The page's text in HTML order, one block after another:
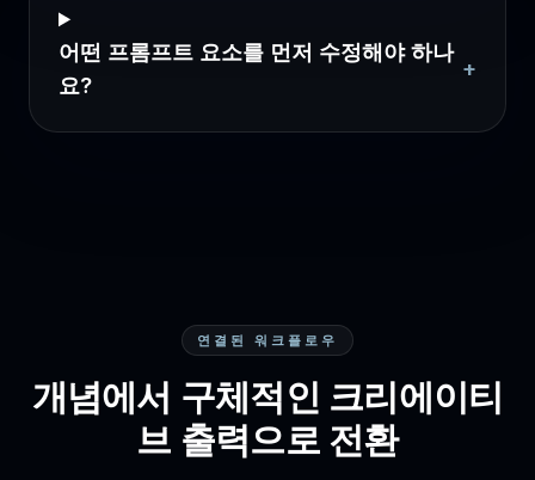
어떤 프롬프트 요소를 먼저 수정해야 하나
요?
+
연결된 워크플로우
개념에서 구체적인 크리에이티
브 출력으로 전환